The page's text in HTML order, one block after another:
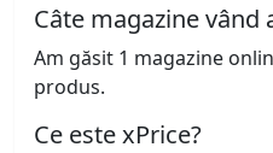
Câte magazine vând
Am găsit 1 magazine
produs.
Ce este xPrice?